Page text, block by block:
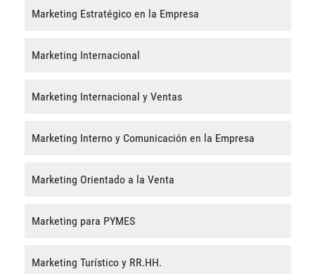
Marketing Estratégico en la Empresa
Marketing Internacional
Marketing Internacional y Ventas
Marketing Interno y Comunicación en la Empresa
Marketing Orientado a la Venta
Marketing para PYMES
Marketing Turístico y RR.HH.